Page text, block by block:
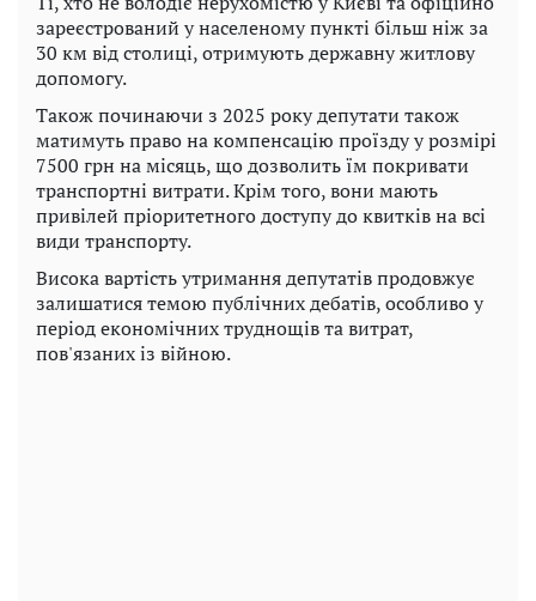
зареєстрований у населеному пункті більш ніж за
30 км від столиці, отримують державну житлову
допомогу.
Також починаючи з 2025 року депутати також
матимуть право на компенсацію проїзду у розмірі
7500 грн на місяць, що дозволить їм покривати
транспортні витрати. Крім того, вони мають
привілей пріоритетного доступу до квитків на всі
види транспорту.
Висока вартість утримання депутатів продовжує
залишатися темою публічних дебатів, особливо у
період економічних труднощів та витрат,
пов'язаних із війною.